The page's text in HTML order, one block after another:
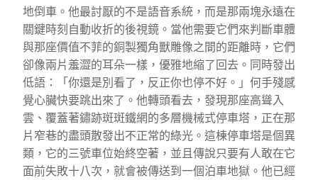
地倒車。他最討厭的不是語音系統，而是那兩塊永遠在
關鍵時刻自動收折的後視鏡。當他需要它們來判斷車體
與那座價值不菲的銅製獨角獸雕像之間的距離時，它們
卻像兩片羞澀的耳朵一樣，優雅地縮了回去。同時發出
低語：「你還是別看了，反正你也停不好。」何手殘感
覺心臟快要跳出來了。他轉頭看去，發現那座高聳入
雲、覆蓋著鏽跡斑斑鐵網的多層機械式停車塔，正在那
片窄巷的盡頭散發出不正常的綠光。這棟停車塔是個異
類，它的三號車位始終空著，並且傳說只要有人敢在它
面前失敗十八次，就會被傳送到一個泊車地獄。他已經